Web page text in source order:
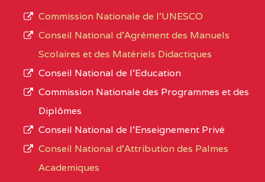
CENTRE
COLLEGE PRIVE
CATHOLIQUE JOSPEH
STINTZI BP :53 OBALA
CENTRE
COLLEGE PRIVE LAIC LE
YDE
CENTRE
L’offre
d’éducation
de
Commission Nationale de l’UNESCO
Conseil National d’Agrément des Manuels
Scolaires et des Matériels Didactiques
Conseil National de l’Education
Commission Nationale des Programmes et des
Diplômes
Conseil National de l’Enseignement Privé
Conseil National d'Attribution des Palmes
Academiques